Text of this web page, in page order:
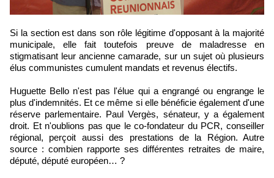
Si la section est dans son rôle légitime d'opposant à la majorité
municipale, elle fait toutefois preuve de maladresse en
stigmatisant leur ancienne camarade, sur un sujet où plusieurs
élus communistes cumulent mandats et revenus électifs.
Huguette Bello n'est pas l'élue qui a engrangé ou engrange le
plus d'indemnités. Et ce même si elle bénéficie également d'une
réserve parlementaire. Paul Vergès, sénateur, y a également
droit. Et n'oublions pas que le co-fondateur du PCR, conseiller
régional, perçoit aussi des prestations de la Région. Autre
source : combien rapporte ses différentes retraites de maire,
député, député européen… ?